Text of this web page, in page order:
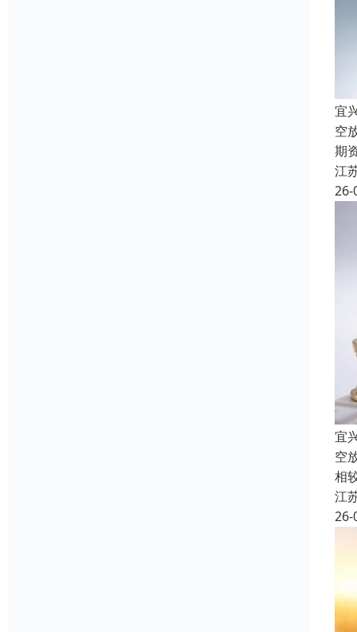
宜
空
期
江
26-
宜
空
相
江
26-